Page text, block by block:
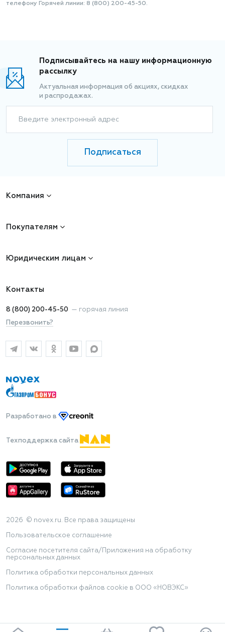
телефону Горячей линии: 8 (800) 200-45-50.
Подписывайтесь на нашу информационную
рассылку
Актуальная информация об акциях, скидках
и распродажах.
Введите электронный адрес
Подписаться
Компания
Покупателям
Юридическим лицам
Контакты
8 (800) 200-45-50 — горячая линия
Перезвонить?
Разработано в
Техподдержка сайта
2026 © novex.ru. Все права защищены
Пользовательское соглашение
Согласие посетителя сайта/Приложения на обработку
персональных данных
Политика обработки персональных данных
Политика обработки файлов cookie в ООО «НОВЭКС»